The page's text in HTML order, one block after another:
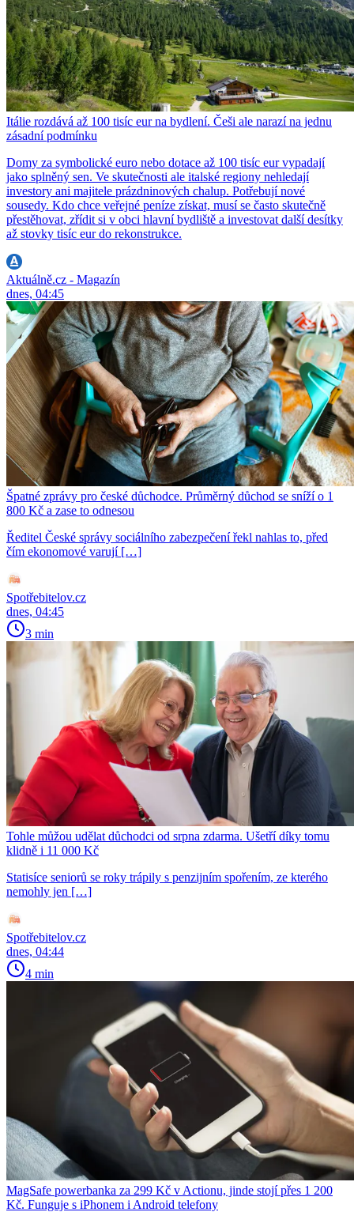
Itálie rozdává až 100 tisíc eur na bydlení. Češi ale narazí na jednu
zásadní podmínku
Domy za symbolické euro nebo dotace až 100 tisíc eur vypadají
jako splněný sen. Ve skutečnosti ale italské regiony nehledají
investory ani majitele prázdninových chalup. Potřebují nové
sousedy. Kdo chce veřejné peníze získat, musí se často skutečně
přestěhovat, zřídit si v obci hlavní bydliště a investovat další desítky
až stovky tisíc eur do rekonstrukce.
Aktuálně.cz - Magazín
dnes, 04:45
Špatné zprávy pro české důchodce. Průměrný důchod se sníží o 1
800 Kč a zase to odnesou
Ředitel České správy sociálního zabezpečení řekl nahlas to, před
čím ekonomové varují […]
Spotřebitelov.cz
dnes, 04:45
3 min
Tohle můžou udělat důchodci od srpna zdarma. Ušetří díky tomu
klidně i 11 000 Kč
Statisíce seniorů se roky trápily s penzijním spořením, ze kterého
nemohly jen […]
Spotřebitelov.cz
dnes, 04:44
4 min
MagSafe powerbanka za 299 Kč v Actionu, jinde stojí přes 1 200
Kč. Funguje s iPhonem i Android telefony